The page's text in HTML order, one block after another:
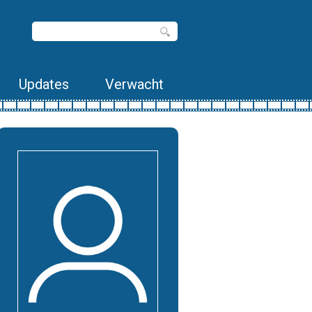
Updates Verwacht